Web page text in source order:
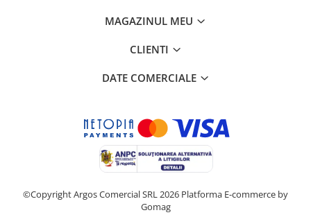
MAGAZINUL MEU
CLIENTI
DATE COMERCIALE
©Copyright Argos Comercial SRL 2026 Platforma E-commerce by
Gomag